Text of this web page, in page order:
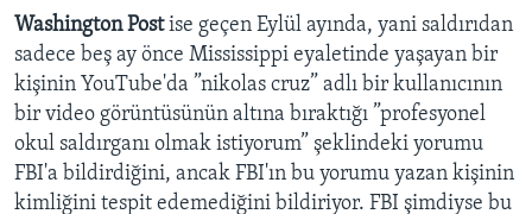
Washington Postise geçen Eylül ayında, yani saldırıdan
sadece beş ay önce Mississippi eyaletinde yaşayan bir
kişinin YouTube'da ”nikolas cruz” adlı bir kullanıcının
bir video görüntüsünün altına bıraktığı ”profesyonel
okul saldırganı olmak istiyorum” şeklindeki yorumu
FBI'a bildirdiğini, ancak FBI'ın bu yorumu yazan kişinin
kimliğini tespit edemediğini bildiriyor. FBI şimdiyse bu